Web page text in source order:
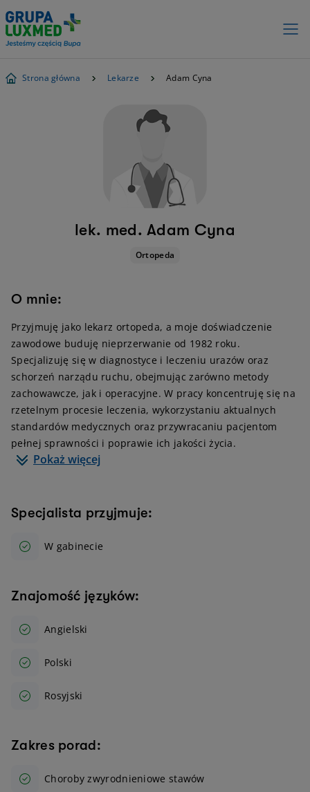
Strona główna Lekarze Adam Cyna
lek. med. Adam Cyna
Ortopeda
O mnie:
Przyjmuję jako lekarz ortopeda, a moje doświadczenie
zawodowe buduję nieprzerwanie od 1982 roku.
Specjalizuję się w diagnostyce i leczeniu urazów oraz
schorzeń narządu ruchu, obejmując zarówno metody
zachowawcze, jak i operacyjne. W pracy koncentruję się na
rzetelnym procesie leczenia, wykorzystaniu aktualnych
standardów medycznych oraz przywracaniu pacjentom
pełnej sprawności i poprawie ich jakości życia.
Pokaż więcej
Specjalista przyjmuje:
W gabinecie
Znajomość języków:
Angielski
Polski
Rosyjski
Zakres porad:
Choroby zwyrodnieniowe stawów